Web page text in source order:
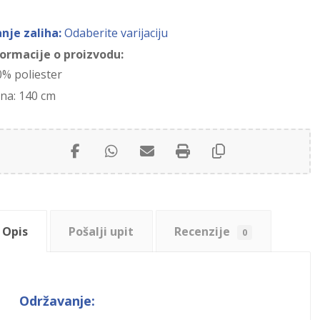
zaliha: Odaberite varijaciju
o proizvodu:
poliester
140 cm
Opis Pošalji upit Recenzije 0
Održavanje: